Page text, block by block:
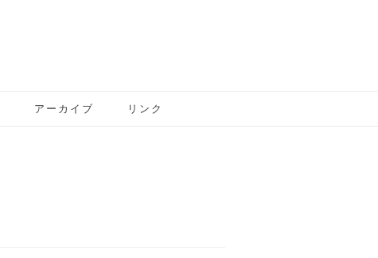
アーカイブ リンク